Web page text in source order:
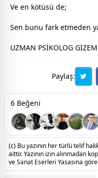
Ve en kötüsü de;
Sen bunu fark etmeden
UZMAN PSİKOLOG
Paylaş:
6 Beğeni
(c) Bu yazının her türlü telif
aittir. Yazının izin alınmadan
ve Sanat Eserleri Yasasına